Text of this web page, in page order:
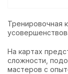
Тренировочная
На картах
сложности,
мастеров с